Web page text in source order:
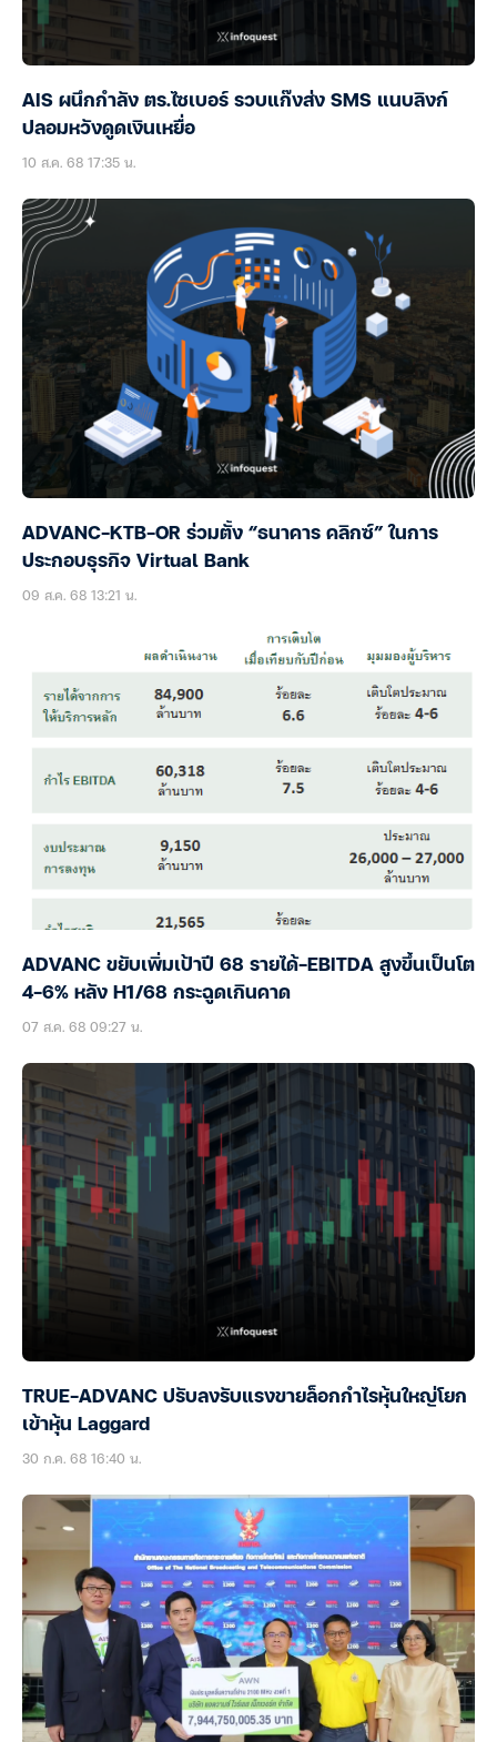
AIS ผนึกกำลัง ตร.ไซเบอร์ รวบแก๊งส่ง SMS แนบลิงก์
ปลอมหวังดูดเงินเหยื่อ
10 ส.ค. 68 17:35 น.
ADVANC-KTB-OR ร่วมตั้ง “ธนาคาร คลิกซ์” ในการ
ประกอบธุรกิจ Virtual Bank
09 ส.ค. 68 13:21 น.
ADVANC ขยับเพิ่มเป้าปี 68 รายได้-EBITDA สูงขึ้นเป็นโต
4-6% หลัง H1/68 กระฉูดเกินคาด
07 ส.ค. 68 09:27 น.
TRUE-ADVANC ปรับลงรับแรงขายล็อกกำไรหุ้นใหญ่โยก
เข้าหุ้น Laggard
30 ก.ค. 68 16:40 น.